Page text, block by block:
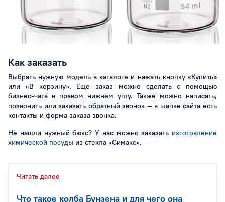
Как заказать
Выбрать нужную модель в каталоге и нажать кнопку «Купить»
или «В корзину». Еще заказ можно сделать с помощью
бизнес-чата в правом нижнем углу. Также можно написать,
позвонить или заказать обратный звонок — в шапке сайта есть
контакты и форма заказа звонка.
Не нашли нужный бюкс? У нас можно заказать изготовление
химической посуды из стекла «Симакс».
Читать далее
Что такое колба Бунзена и для чего она